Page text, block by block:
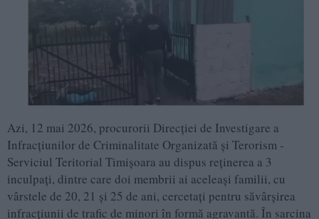
Azi, 12 mai 2026, procurorii Direcției de Investigare a
Infracțiunilor de Criminalitate Organizată și Terorism -
Serviciul Teritorial Timișoara au dispus reținerea a 3
inculpați, dintre care doi membrii ai aceleași familii, cu
vârstele de 20, 21 și 25 de ani, cercetați pentru săvârșirea
infracțiunii de trafic de minori în formă agravantă. În sarcina